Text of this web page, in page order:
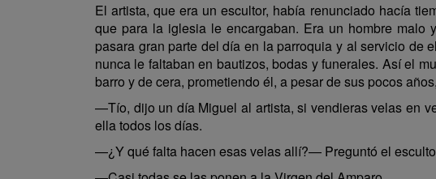
El artista, que era un escultor, había renunciado hacía
que para la iglesia le encargaban. Era un hombre
pasara gran parte del día en la parroquia y al servicio de
nunca le faltaban en bautizos, bodas y funerales. Así el
barro y de cera, prometiendo él, a pesar de sus pocos
—Tío, dijo un día Miguel al artista, si vendieras velas en
ella todos los días.
—¿Y qué falta hacen esas velas allí?— Preguntó el